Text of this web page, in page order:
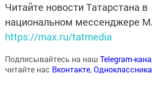
Читайте новости Татарстана в
национальном мессенджере
https://max.ru/tatmedia
Подписывайтесь на наш Telegram-
читайте нас Вконтакте,